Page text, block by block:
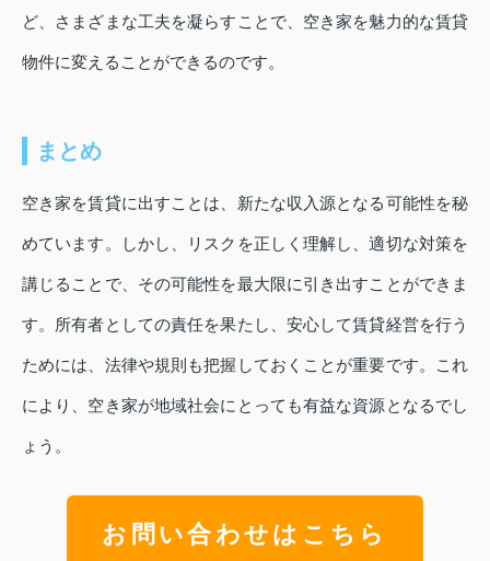
ど、さまざまな工夫を凝らすことで、空き家を魅力的な賃貸
物件に変えることができるのです。
まとめ
空き家を賃貸に出すことは、新たな収入源となる可能性を秘
めています。しかし、リスクを正しく理解し、適切な対策を
講じることで、その可能性を最大限に引き出すことができま
す。所有者としての責任を果たし、安心して賃貸経営を行う
ためには、法律や規則も把握しておくことが重要です。これ
により、空き家が地域社会にとっても有益な資源となるでし
ょう。
お問い合わせはこちら